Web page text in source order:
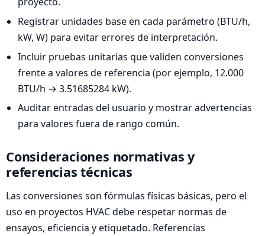
Registrar unidades base en cada parámetro (BTU/h,
kW, W) para evitar errores de interpretación.
Incluir pruebas unitarias que validen conversiones
frente a valores de referencia (por ejemplo, 12.000
BTU/h → 3.51685284 kW).
Auditar entradas del usuario y mostrar advertencias
para valores fuera de rango común.
Consideraciones normativas y
referencias técnicas
Las conversiones son fórmulas físicas básicas, pero el
uso en proyectos HVAC debe respetar normas de
ensayos, eficiencia y etiquetado. Referencias